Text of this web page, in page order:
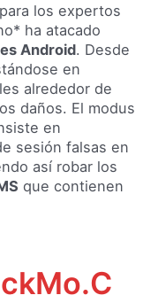
los expertos
ha atacado
Android. Desde
en
alrededor de
daños. El modus
en
sesión falsas en
así robar los
que contienen